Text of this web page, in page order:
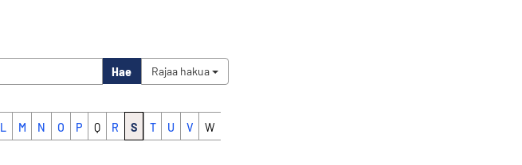
Hae Rajaa hakua
L M N O P Q R S T U V W